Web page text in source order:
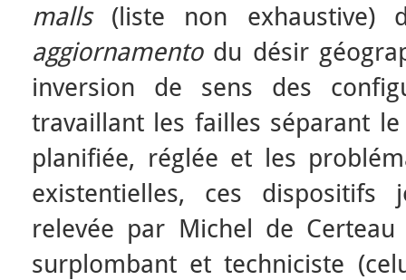
malls(liste non exhaustive)
aggiornamentodu désir
inversion de sens des
travaillant les failles séparant le
planifiée, réglée et les
existentielles, ces dispositifs
relevée par Michel de
surplombant et techniciste